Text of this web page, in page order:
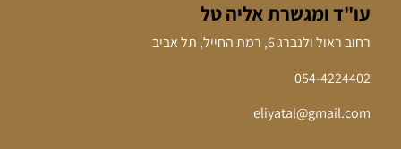
עו"ד ומגשרת אליה טל
רחוב ראול ולנברג 6, רמת החייל, תל אביב
054-4224402
eliyatal@gmail.com